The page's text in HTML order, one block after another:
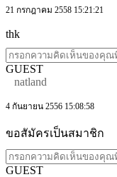
21 กรกฎาคม 2558 15:21:21
thk
GUEST
natland
4 กันยายน 2556 15:08:58
ขอสัมัครเป็นสมาชิก
GUEST